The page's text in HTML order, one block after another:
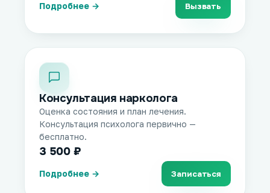
Подробнее → Вызвать
Консультация нарколога
Оценка состояния и план лечения.
Консультация психолога первично —
бесплатно.
3 500 ₽
Подробнее → Записаться